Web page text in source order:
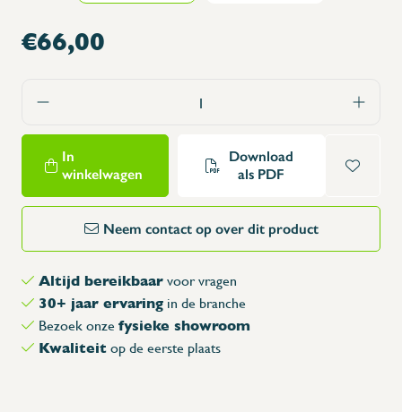
€66,00
In
winkelwagen
Download
als PDF
Neem contact op over dit product
Altijd bereikbaar voor vragen
30+ jaar ervaring in de branche
Bezoek onze fysieke showroom
Kwaliteit op de eerste plaats